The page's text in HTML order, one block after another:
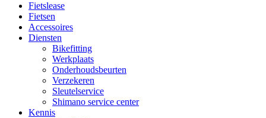
Fietslease
Fietsen
Accessoires
Diensten
Bikefitting
Werkplaats
Onderhoudsbeurten
Verzekeren
Sleutelservice
Shimano service center
Kennis